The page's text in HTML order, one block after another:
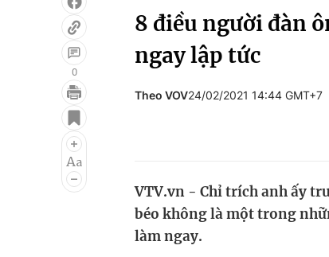
Điện ảnh
Âm nhạc
Chất lượng cuộc
0
8 điều người đàn
ngay lập tức
Theo VOV24/02/2021 14:44 GMT+7
VTV.vn - Chỉ trích anh ấy
béo không là một trong
làm ngay.